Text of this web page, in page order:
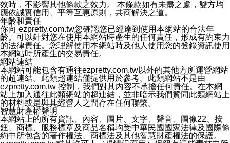
給任何人。在您完成個人化服務之使用後，請務必記得登
出帳號。若您是與他人共享電腦或使用公共電腦，切記要
關閉瀏覽器視窗，以防止他人讀取您的個人資料、信件或
進入所機關管理區。
十四、傳送宣傳本站資訊或電子郵件之政策
您同意本公司網站，透過您所提供的郵件地址與您取得聯
絡並傳送或宣傳本網站各項服務之資料或電子郵件供您參
考。您能依照該資料或電子郵件所指示之方法、說明或功
能連結，隨時停止接收這些資料或電子郵件。
十五、訊息通知
本公司/本服務將以通知型訊息傳送重要訊息給您。即使未
加入本公司/本服務好友，您仍可接收到通知型訊息。
本公司/本服務傳送之通知型訊息以對您有效且重要的訊息
為限，以廣告或其他目的的訊息皆不會被傳送。滿足以下
三個條件者，將可收到通知型訊息。
1.LINE 帳號設定的電話號碼與本公司/本服務所傳來的電
話號碼比對相符。
效時，不影響其他條款之效力。 本條款如有未盡之處，雙方均
應依誠實信用、平等互惠原則，共商解決之道。
年齡和責任
你向 ezpretty.com.tw您確認您已經達到使用本網站的合法年
齡。可以針對您在使用本網站時產生的任何責任，形成有約束力
的法律責任。您理解使用本網站時及他人使用您的登錄資訊使用
本網站時所產生的交易責任。
網站連結
本網站可能包含有通往ezpretty.com.tw以外的其他方所運營網站
的超連結。此類超連結僅提供用於參考。此類網站不是由
ezpretty.com.tw 控制，我們對其內容不承擔任何責任。在本網
站上加入通往此類網站的超連結，並非暗示我們贊同此類網站上
的材料或是與其經營人之間存在任何聯繫。
智慧財產權聲明
本網站上的所有資訊、內容、圖片、文字、聲音、圖像22、按
鈕、商標、服務標章及商品名稱均受中華民國國家法律及國際條
約中所包含的著作權法、商標法及其他智慧財產權法的保護。